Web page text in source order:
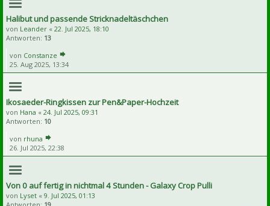
Halibut und passende Stricknadeltäschchen
von Leander « 22. Jul 2025, 18:10
Antworten: 13
von Constanze
25. Aug 2025, 13:34
Ikosaeder-Ringkissen zur Pen&Paper-Hochzeit
von Hana « 24. Jul 2025, 09:31
Antworten: 10
von rhuna
26. Jul 2025, 22:38
Von 0 auf fertig in nichtmal 4 Stunden - Galaxy Crop Pulli
von Lyset « 9. Jul 2025, 01:13